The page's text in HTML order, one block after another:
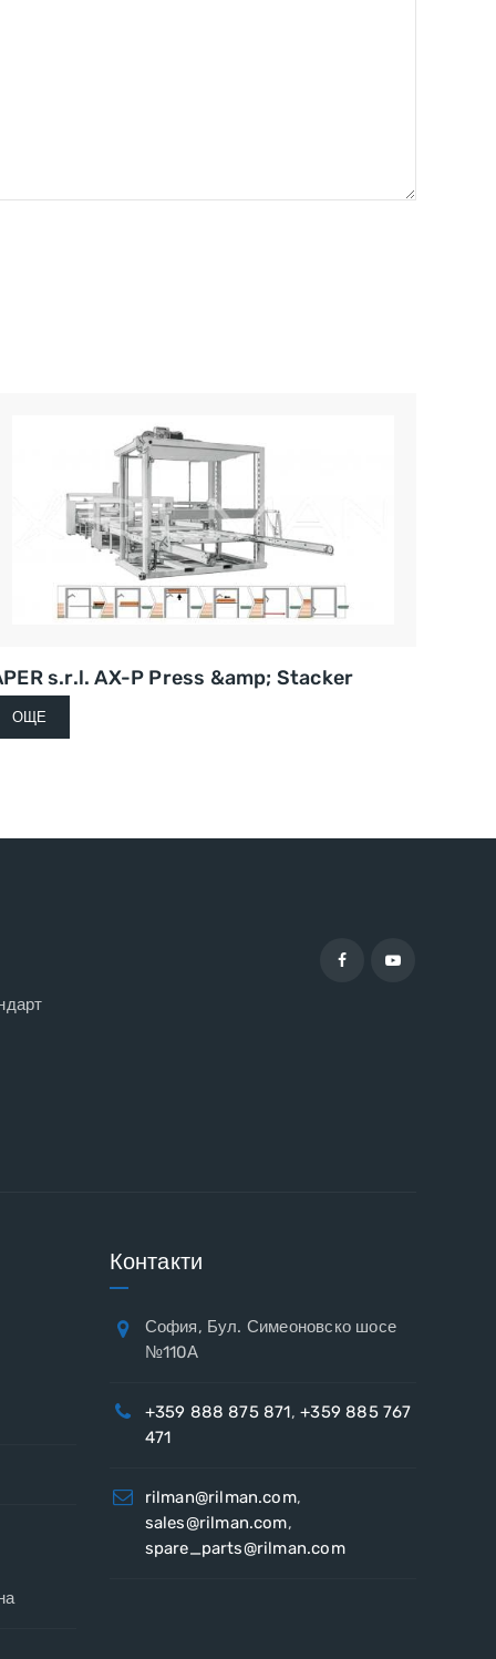
s.r.l. AX-P Press &amp; Stacker
ОЩЕ
Контакти
София, Бул. Симеоновско шосе
№110А
+359 888 875 871,+359 885 767
471
rilman@rilman.com,
sales@rilman.com,
spare_parts@rilman.com